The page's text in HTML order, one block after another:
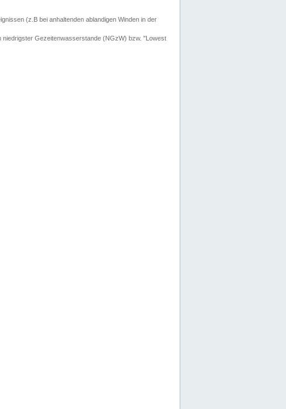
(z.B bei anhaltenden ablandigen Winden in der
niedrigster Gezeitenwasserstande (NGzW) bzw. "Lowest